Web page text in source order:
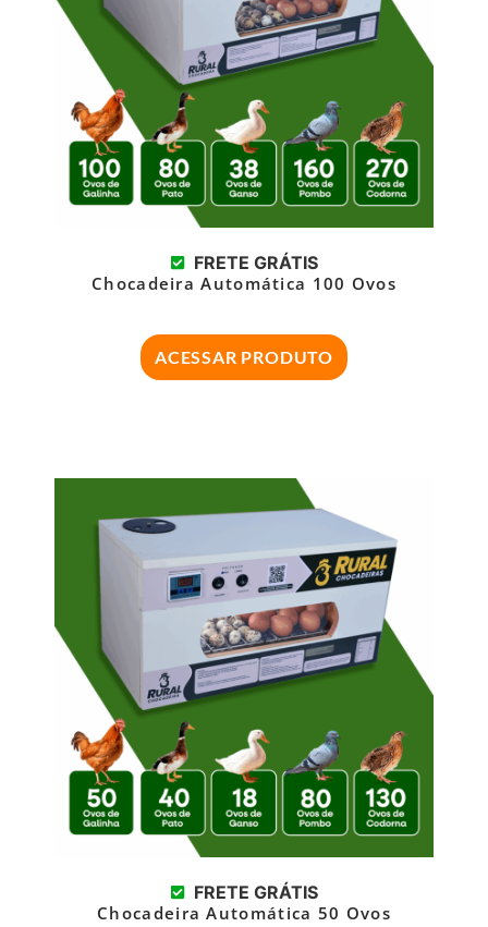
FRETE GRÁTIS
Chocadeira Automática 100 Ovos
ACESSAR PRODUTO
FRETE GRÁTIS
Chocadeira Automática 50 Ovos